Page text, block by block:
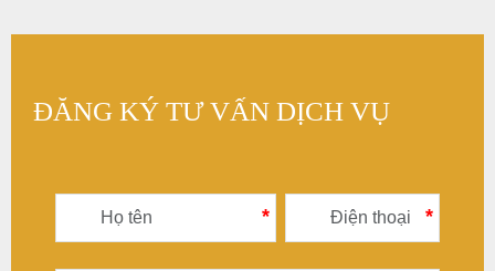
ĐĂNG KÝ TƯ VẤN DỊCH VỤ
* *